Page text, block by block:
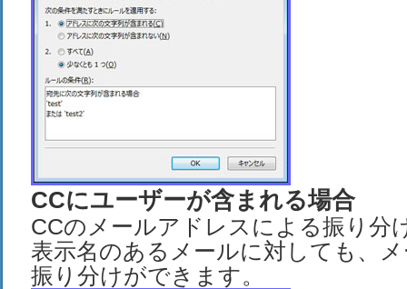
CCにユーザーが含まれる場合
CCのメールアドレスによる振り分
表示名のあるメールに対しても、
振り分けができます。